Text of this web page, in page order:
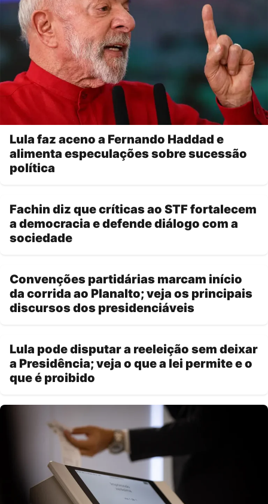
Lula faz aceno a Fernando Haddad e
alimenta especulações sobre sucessão
política
Fachin diz que críticas ao STF fortalecem
a democracia e defende diálogo com a
sociedade
Convenções partidárias marcam início
da corrida ao Planalto; veja os principais
discursos dos presidenciáveis
Lula pode disputar a reeleição sem deixar
a Presidência; veja o que a lei permite e o
que é proibido